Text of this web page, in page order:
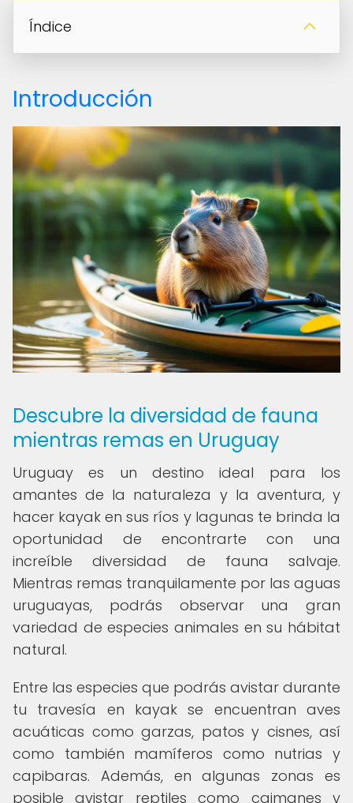
Índice
Introducción
Descubre la diversidad de fauna
mientras remas en Uruguay
Uruguay es un destino ideal para los
amantes de la naturaleza y la aventura, y
hacer kayak en sus ríos y lagunas te brinda la
oportunidad de encontrarte con una
increíble diversidad de fauna salvaje.
Mientras remas tranquilamente por las aguas
uruguayas, podrás observar una gran
variedad de especies animales en su hábitat
natural.
Entre las especies que podrás avistar durante
tu travesía en kayak se encuentran aves
acuáticas como garzas, patos y cisnes, así
como también mamíferos como nutrias y
capibaras. Además, en algunas zonas es
posible avistar reptiles como caimanes y